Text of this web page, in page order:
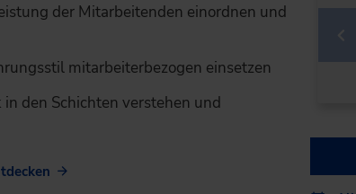
der ­Mitarbeitenden einordnen und
­mitarbeiterbezogen einsetzen
den Schichten verstehen und